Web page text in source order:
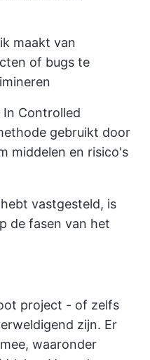
maakt van
of bugs te
In Controlled
gebruikt door
middelen en risico's
vastgesteld, is
de fasen van het
project - of zelfs
zijn. Er
waaronder